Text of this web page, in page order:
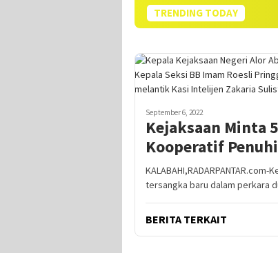
TRENDING TODAY
September 6, 2022
Kejaksaan Minta
Kooperatif
tersangka baru dalam perkara
BERITA TERKAIT